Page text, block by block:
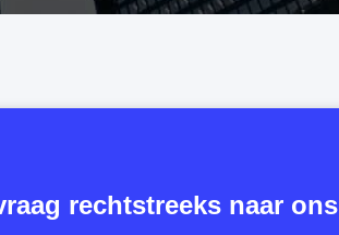
rechtstreeks naar ons